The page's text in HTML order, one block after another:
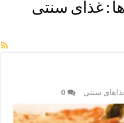
: غذای سنتی
سنتی 0